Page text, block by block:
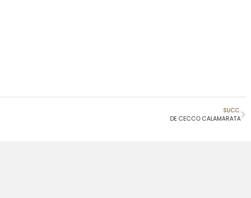
SUCC.
DE CECCO CALAMARATA